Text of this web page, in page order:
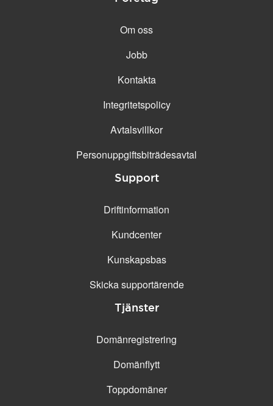
30 dagars kostnadsfritt test
Om oss
Jobb
Kontakta
Integritetspolicy
Avtalsvillkor
Personuppgifts­biträdesavtal
Support
Driftinformation
Kundcenter
Kunskapsbas
Skicka supportärende
Tjänster
Domänregistrering
Domänflytt
Toppdomäner